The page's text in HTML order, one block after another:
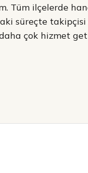
Tüm ilçelerde
süreçte takipçisi
çok hizmet